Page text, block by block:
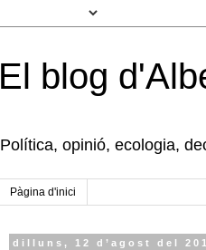
El blog
Política, opinió, ecologia,
Pàgina d'inici
dilluns, 12 d’agost del